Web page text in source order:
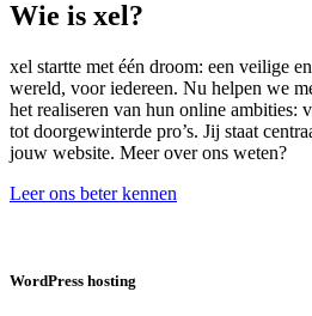
Wie is xel?
xel startte met één droom: een veilige
wereld, voor iedereen. Nu helpen we
het realiseren van hun online ambities:
tot doorgewinterde pro’s. Jij staat
jouw website. Meer over ons weten?
Leer ons beter kennen
WordPress hosting